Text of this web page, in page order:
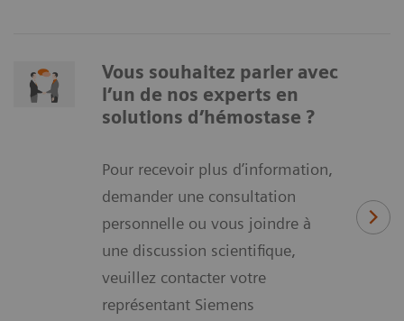
Vous souhaitez parler avec
l’un de nos experts en
solutions d’hémostase ?
Pour recevoir plus d’information,
demander une consultation
personnelle ou vous joindre à
une discussion scientifique,
veuillez contacter votre
représentant Siemens